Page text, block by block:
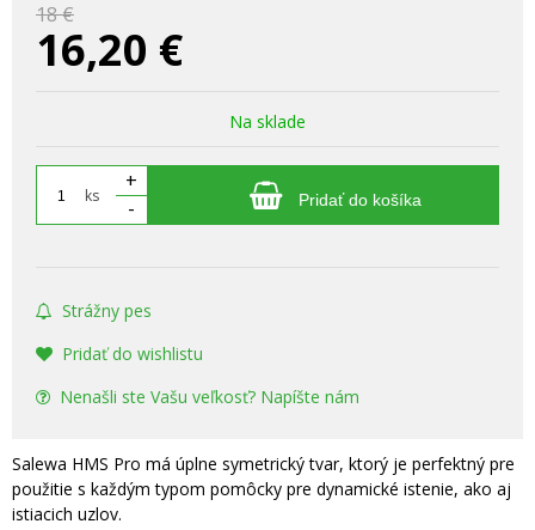
18 €
16,20 €
Na sklade
ks
+
-
Pridať do košíka
Strážny pes
Pridať do wishlistu
Nenašli ste Vašu veľkosť? Napíšte nám
Salewa HMS Pro má úplne symetrický tvar, ktorý je perfektný pre
použitie s každým typom pomôcky pre dynamické istenie, ako aj
istiacich uzlov.